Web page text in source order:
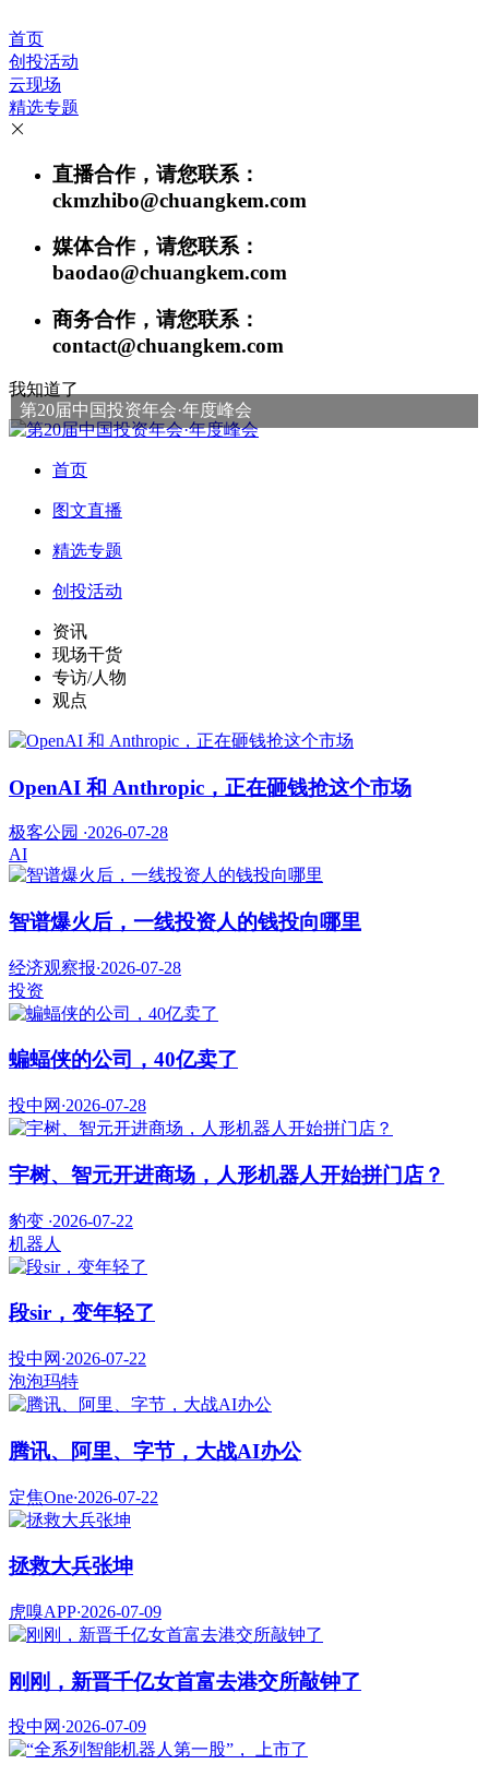
首页
创投活动
云现场
精选专题
直播合作，请您联系：
ckmzhibo@chuangkem.com
媒体合作，请您联系：
baodao@chuangkem.com
商务合作，请您联系：
contact@chuangkem.com
我知道了
第20届中国投资年会·年度峰会
首页
图文直播
精选专题
创投活动
资讯
现场干货
专访/人物
观点
OpenAI 和 Anthropic，正在砸钱抢这个市场
极客公园 ·2026-07-28
AI
智谱爆火后，一线投资人的钱投向哪里
经济观察报·2026-07-28
投资
蝙蝠侠的公司，40亿卖了
投中网 ·2026-07-28
宇树、智元开进商场，人形机器人开始拼门店？
豹变 ·2026-07-22
机器人
段sir，变年轻了
投中网 ·2026-07-22
泡泡玛特
腾讯、阿里、字节，大战AI办公
定焦One·2026-07-22
拯救大兵张坤
虎嗅APP·2026-07-09
刚刚，新晋千亿女首富去港交所敲钟了
投中网 ·2026-07-09